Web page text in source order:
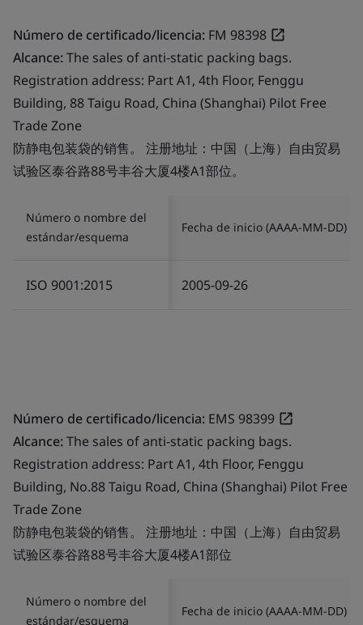
Número de certificado/licencia: FM 98398
Alcance:The sales of anti-static packing bags.
Registration address: Part A1, 4th Floor, Fenggu
Building, 88 Taigu Road, China (Shanghai) Pilot Free
Trade Zone
防静电包装袋的销售。 注册地址：中国（上海）自由贸易
试验区泰谷路88号丰谷大厦4楼A1部位。
Número o nombre del
estándar/esquema
Fecha de inicio (AAAA-MM-DD)
ISO 9001:2015 2005-09-26
Número de certificado/licencia: EMS 98399
Alcance:The sales of anti-static packing bags.
Registration address: Part A1, 4th Floor, Fenggu
Building, No.88 Taigu Road, China (Shanghai) Pilot Free
Trade Zone
防静电包装袋的销售。 注册地址：中国（上海）自由贸易
试验区泰谷路88号丰谷大厦4楼A1部位
Número o nombre del
estándar/esquema
Fecha de inicio (AAAA-MM-DD)